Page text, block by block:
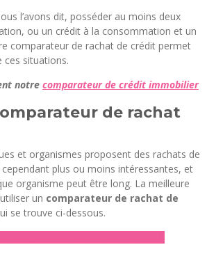
l’avons dit, posséder au moins deux
ou un crédit à la consommation et un
comparateur de rachat de crédit permet
ces situations.
notre comparateur de crédit immobilier
de rachat
et organismes proposent des rachats de
plus ou moins intéressantes, et
organisme peut être long. La meilleure
un comparateur de rachat de
se trouve ci-dessous.